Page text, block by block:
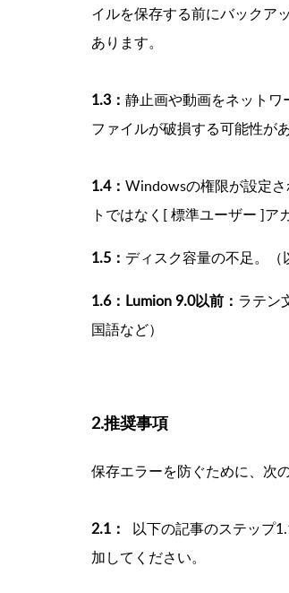
イルを保存する前にバックア
あります。
1.3： 静止画や動画をネットワ
ファイルが破損する可能性があ
1.4： Windowsの権限が設定
トではなく[ 標準ユーザー ]ア
1.5： ディスク容量の不足。（
1.6：Lumion 9.0以前： ラテン
国語など）
2.推奨事項
保存エラーを防ぐために、次
2.1： 以下の記事のステップ
加してください。